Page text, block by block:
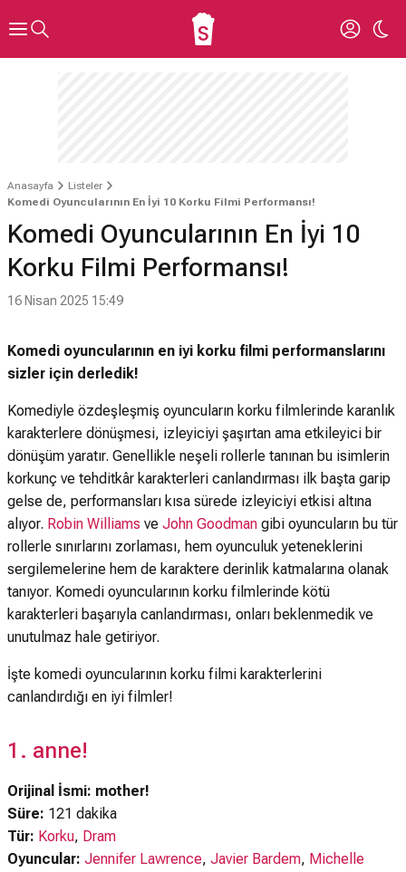
Anasayfa
Listeler
Komedi Oyuncularının En İyi 10 Korku Filmi Performansı!
Komedi Oyuncularının En İyi 10
Korku Filmi Performansı!
16 Nisan 2025 15:49
Komedi oyuncularının en iyi korku filmi performanslarını
sizler için derledik!
Komediyle özdeşleşmiş oyuncuların korku filmlerinde karanlık
karakterlere dönüşmesi, izleyiciyi şaşırtan ama etkileyici bir
dönüşüm yaratır. Genellikle neşeli rollerle tanınan bu isimlerin
korkunç ve tehditkâr karakterleri canlandırması ilk başta garip
gelse de, performansları kısa sürede izleyiciyi etkisi altına
alıyor. Robin Williams ve John Goodman gibi oyuncuların bu tür
rollerle sınırlarını zorlaması, hem oyunculuk yeteneklerini
sergilemelerine hem de karaktere derinlik katmalarına olanak
tanıyor. Komedi oyuncularının korku filmlerinde kötü
karakterleri başarıyla canlandırması, onları beklenmedik ve
unutulmaz hale getiriyor.
İşte komedi oyuncularının korku filmi karakterlerini
canlandırdığı en iyi filmler!
1. anne!
Orijinal İsmi: mother!
Süre: 121 dakika
Tür: Korku, Dram
Oyuncular: Jennifer Lawrence, Javier Bardem, Michelle